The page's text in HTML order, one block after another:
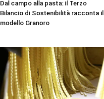
Dal campo alla pasta: il Terzo
Bilancio di Sostenibilità racconta il
modello Granoro